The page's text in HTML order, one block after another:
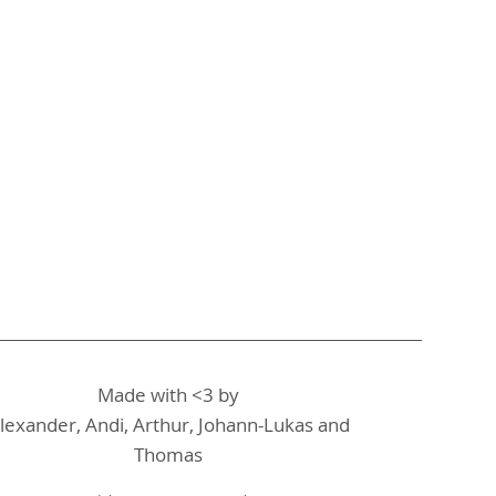
Made with <3 by
Andi, Arthur, Johann-Lukas and
Thomas